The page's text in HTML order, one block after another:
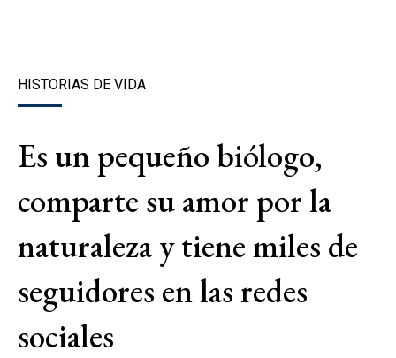
HISTORIAS DE VIDA
Es un pequeño biólogo,
comparte su amor por la
naturaleza y tiene miles de
seguidores en las redes
sociales